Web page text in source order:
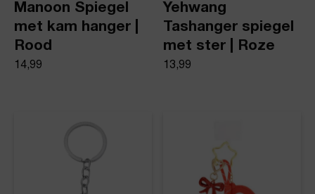
Manoon Spiegel
met kam hanger |
Rood
14,99
Yehwang
Tashanger spiegel
met ster | Roze
13,99